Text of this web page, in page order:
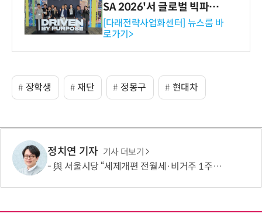
SA 2026'서 글로벌 빅파마
와의 비즈니스 미팅 지원…K
-바이오 해외 진출 교두보 확
보
[다래전략사업화센터] 뉴스룸 바
로가기>
장학생 재단 정몽구 현대차
정치연 기자 기사 더보기
與 서울시당 “세제개편 전월세·비거주 1주택 영향 면밀 점검”